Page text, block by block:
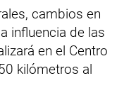
cambios en
influencia de las
en el Centro
kilómetros al